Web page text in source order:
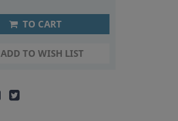
TO CART
ADD TO WISH LIST